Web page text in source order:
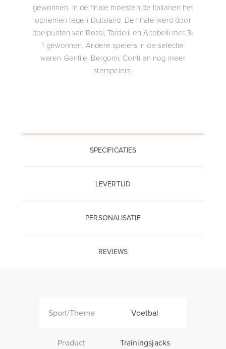
gewonnen. In de finale moesten de Italianen het
opnemen tegen Duitsland. De finale werd door
doelpunten van Rossi, Tardelli en Altobelli met 3-
1 gewonnen. Andere spelers in de selectie
waren Gentile, Bergomi, Conti en nog meer
sterspelers.
SPECIFICATIES
LEVERTIJD
PERSONALISATIE
REVIEWS
Sport/Theme Voetbal
Product Trainingsjacks